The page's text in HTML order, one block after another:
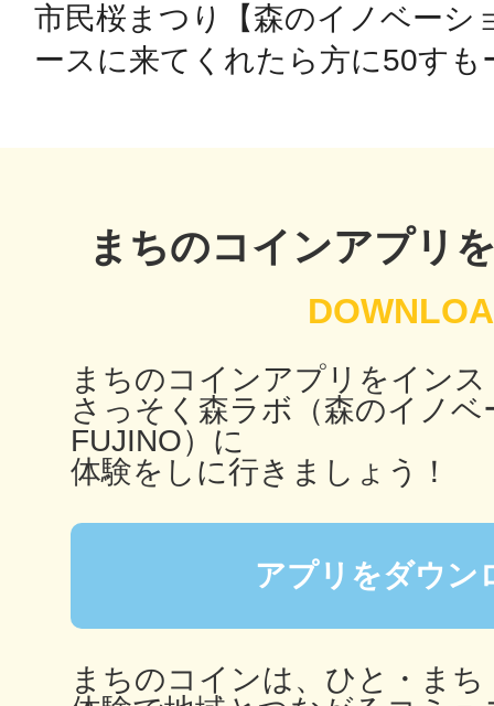
市民桜まつり【森のイノベーシ
ースに来てくれたら方に50すも
まちのコインアプリ
まちのコインアプリをイン
さっそく森ラボ（森のイノ
FUJINO）に
体験をしに行きましょう！
アプリをダウン
まちのコインは、ひと・ま
鴻巣
生駒
秋葉原
日置